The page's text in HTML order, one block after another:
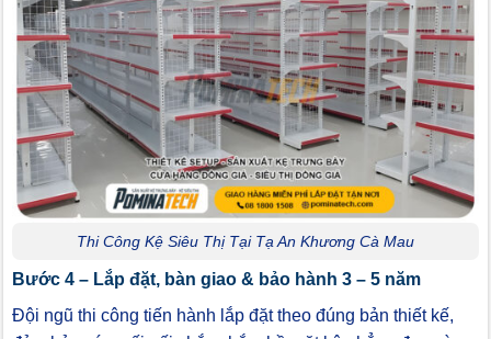
Thi Công Kệ Siêu Thị Tại Tạ An Khương Cà Mau
Bước 4 – Lắp đặt, bàn giao & bảo hành 3 – 5 năm
Đội ngũ thi công tiến hành lắp đặt theo đúng bản thiết kế,